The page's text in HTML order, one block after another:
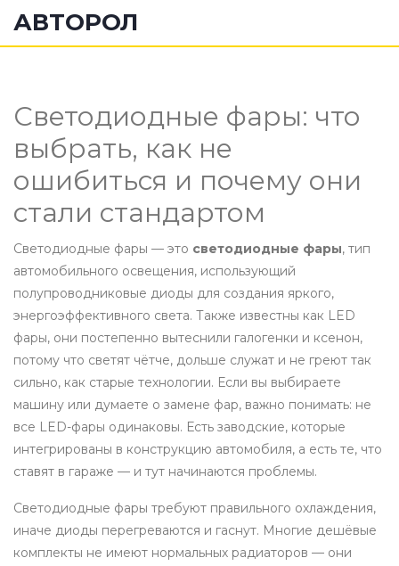
АВТОРОЛ
Светодиодные фары: что
выбрать, как не
ошибиться и почему они
стали стандартом
Светодиодные фары — это светодиодные фары, тип
автомобильного освещения, использующий
полупроводниковые диоды для создания яркого,
энергоэффективного света. Также известны как LED
фары, они постепенно вытеснили галогенки и ксенон,
потому что светят чётче, дольше служат и не греют так
сильно, как старые технологии. Если вы выбираете
машину или думаете о замене фар, важно понимать: не
все LED-фары одинаковы. Есть заводские, которые
интегрированы в конструкцию автомобиля, а есть те, что
ставят в гараже — и тут начинаются проблемы.
Светодиодные фары требуют правильного охлаждения,
иначе диоды перегреваются и гаснут. Многие дешёвые
комплекты не имеют нормальных радиаторов — они